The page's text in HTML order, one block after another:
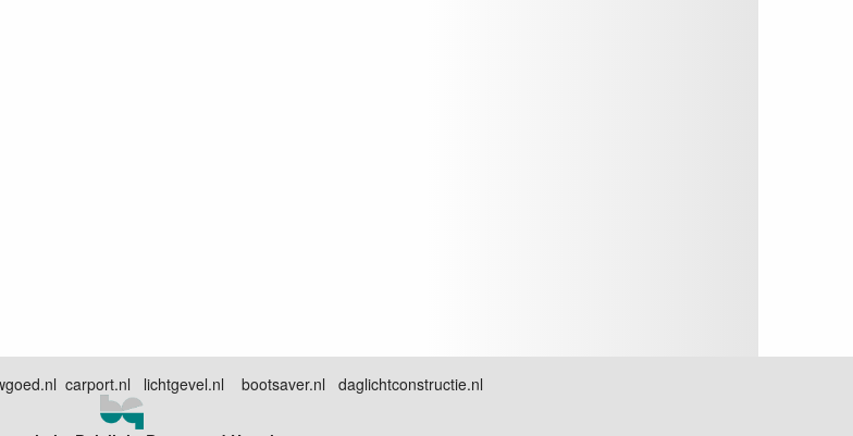
carport.nl lichtgevel.nl bootsaver.nl daglichtconstructie.nl